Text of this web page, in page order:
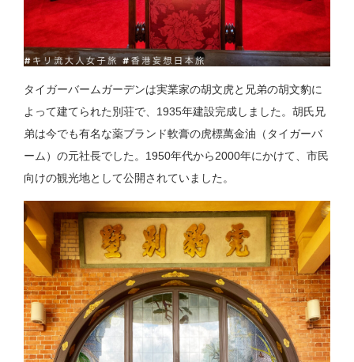
タイガーバームガーデンは実業家の胡文虎と兄弟の胡文豹に
よって建てられた別荘で、1935年建設完成しました。胡氏兄
弟は今でも有名な薬ブランド軟膏の虎標萬金油（タイガーバ
ーム）の元社長でした。1950年代から2000年にかけて、市民
向けの観光地として公開されていました。